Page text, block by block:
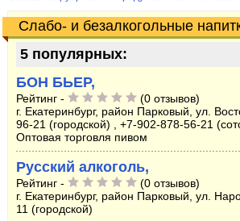
Слабо- и безалкогольные
5 популярных:
БОН БЬЕР,
Рейтинг -
(0 отзывов)
г. Екатеринбург, район Парковый, ул.
96-21 (городской) , +7-902-878-56-21
Оптовая торговля пивом
Русский алкоголь,
Рейтинг -
(0 отзывов)
г. Екатеринбург, район Парковый, ул.
11 (городской)